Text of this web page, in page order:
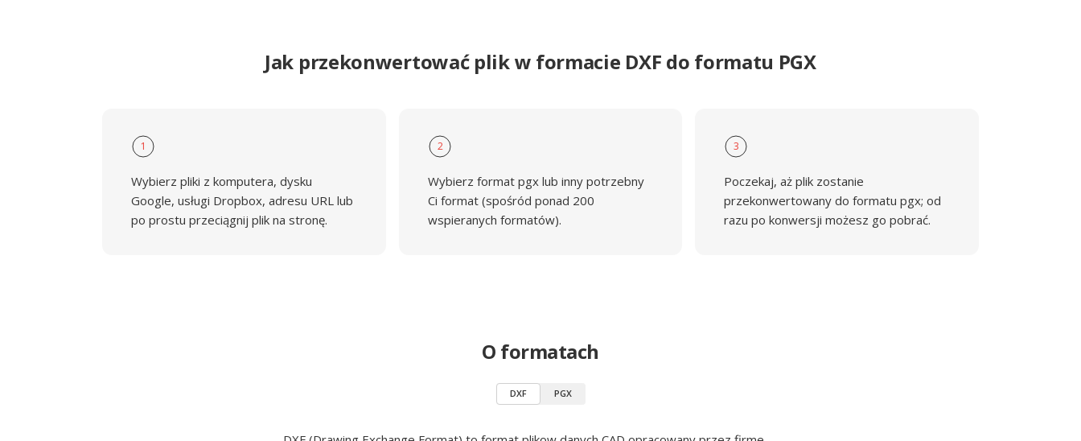
Jak przekonwertować plik w formacie DXF do formatu PGX
1
Wybierz pliki z komputera, dysku
Google, usługi Dropbox, adresu URL lub
po prostu przeciągnij plik na stronę.
2
Wybierz format pgx lub inny potrzebny
Ci format (spośród ponad 200
wspieranych formatów).
3
Poczekaj, aż plik zostanie
przekonwertowany do formatu pgx; od
razu po konwersji możesz go pobrać.
O formatach
DXF PGX